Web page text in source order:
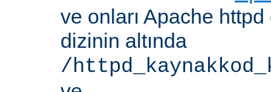
ve onları Apache httpd
dizinin altında
/